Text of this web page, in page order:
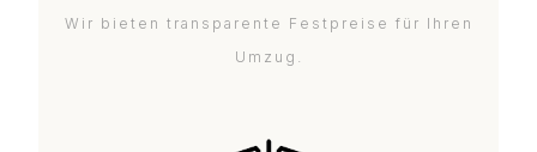
Wir bieten transparente Festpreise für Ihren
Umzug.